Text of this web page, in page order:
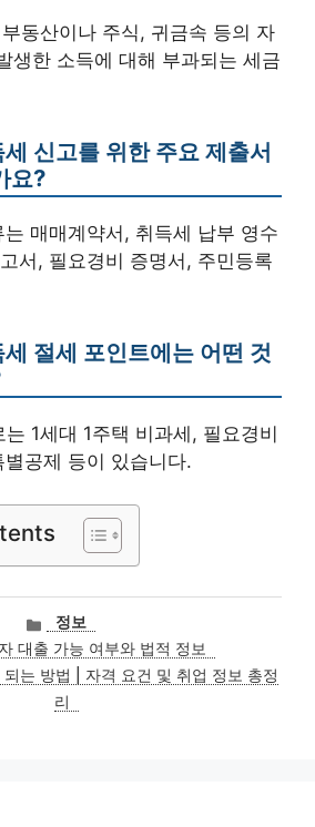
동산이나 주식, 귀금속 등의 자
생한 소득에 대해 부과되는 세금
신고를 위한 주요 제출서
요?
매매계약서, 취득세 납부 영수
서, 필요경비 증명서, 주민등록
절세 포인트에는 어떤 것
1세대 1주택 비과세, 필요경비
공제 등이 있습니다.
카
테
고
리
정보
대출 가능 여부와 법적 정보
는 방법 | 자격 요건 및 취업 정보 총정
리